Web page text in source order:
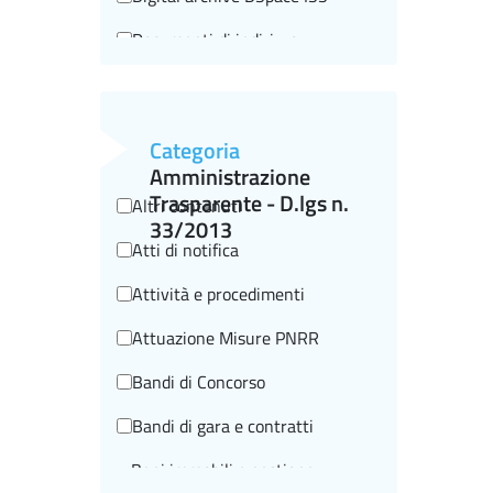
Documenti di indirizzo
Historical-scientific heritage
I beni storico-scientifici
I video storici
In brief
In rilievo
Informazioni editoriali
ISTISAN Congressi
Categoria
Amministrazione
Trasparente - D.lgs n.
33/2013
Altri contenuti
Atti di notifica
Attività e procedimenti
Attuazione Misure PNRR
Bandi di Concorso
Bandi di gara e contratti
Beni immobili e gestione